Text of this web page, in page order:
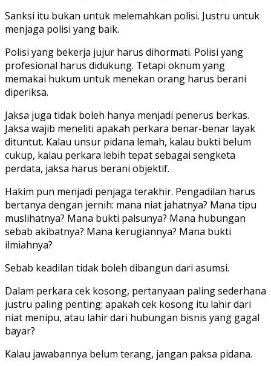
Sanksi itu bukan untuk melemahkan polisi. Justru untuk
menjaga polisi yang baik.
Polisi yang bekerja jujur harus dihormati. Polisi yang
profesional harus didukung. Tetapi oknum yang
memakai hukum untuk menekan orang harus berani
diperiksa.
Jaksa juga tidak boleh hanya menjadi penerus berkas.
Jaksa wajib meneliti apakah perkara benar-benar layak
dituntut. Kalau unsur pidana lemah, kalau bukti belum
cukup, kalau perkara lebih tepat sebagai sengketa
perdata, jaksa harus berani objektif.
Hakim pun menjadi penjaga terakhir. Pengadilan harus
bertanya dengan jernih: mana niat jahatnya? Mana tipu
muslihatnya? Mana bukti palsunya? Mana hubungan
sebab akibatnya? Mana kerugiannya? Mana bukti
ilmiahnya?
Sebab keadilan tidak boleh dibangun dari asumsi.
Dalam perkara cek kosong, pertanyaan paling sederhana
justru paling penting: apakah cek kosong itu lahir dari
niat menipu, atau lahir dari hubungan bisnis yang gagal
bayar?
Kalau jawabannya belum terang, jangan paksa pidana.